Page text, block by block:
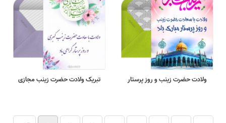
ولادت حضرت زینب و روز پرستار تبریک ولادت حضرت زینب مجازی